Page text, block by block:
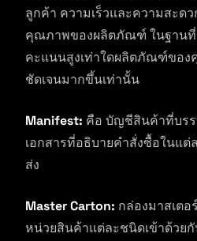
ลูกค้า ความเร็วและความสะด
คุณภาพของผลิตภัณฑ์ ในฐานที่
คะแนนสูงเท่าใดผลิตภัณฑ์ของ
ชัดเจนมากขึ้นเท่านั้น
Manifest: คือ บัญชีสินค้าที่บรร
เอกสารที่อธิบายคำสั่งซื้อในแต่
ส่ง
Master Carton: กล่องมาสเตอ
หน่วยสินค้าแต่ละชนิดเข้าด้วย